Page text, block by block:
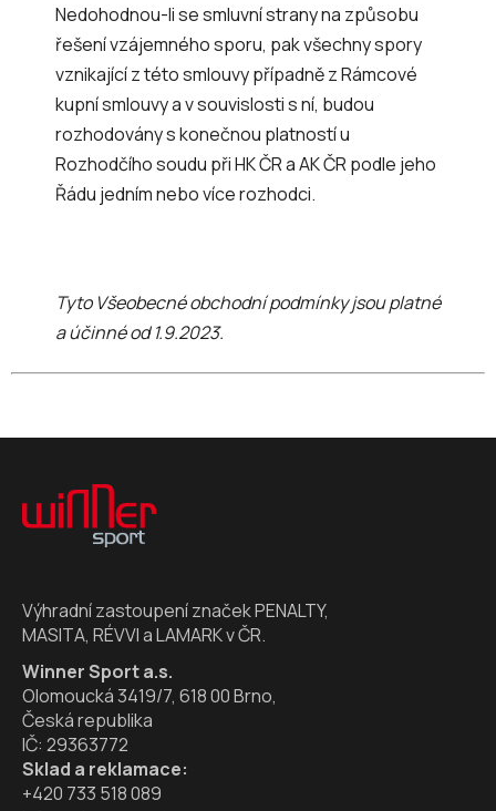
Nedohodnou-li se smluvní strany na způsobu
řešení vzájemného sporu, pak všechny spory
vznikající z této smlouvy případně z Rámcové
kupní smlouvy a v souvislosti s ní, budou
rozhodovány s konečnou platností u
Rozhodčího soudu při HK ČR a AK ČR podle jeho
Řádu jedním nebo více rozhodci.
Tyto Všeobecné obchodní podmínky jsou platné
a účinné od 1.9.2023.
Z
Výhradní zastoupení značek PENALTY,
MASITA, RÉVVI a LAMARK v ČR.
Winner Sport a.s.
Olomoucká 3419/7, 618 00 Brno,
Česká republika
IČ: 29363772
Sklad a reklamace:
+420 733 518 089